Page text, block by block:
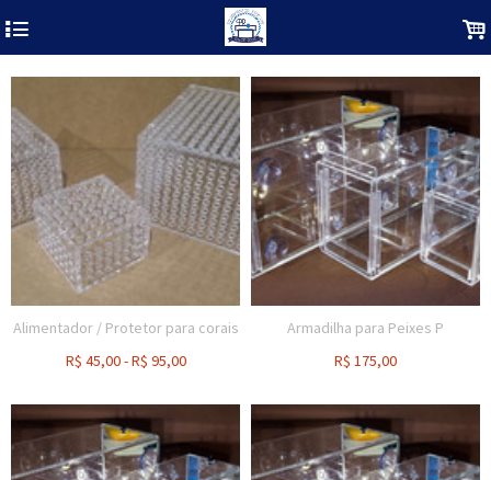
4 .
Alimentador / Protetor para corais
R$ 45,00-R$ 95,00
Armadilha para Peixes P
R$ 175,00